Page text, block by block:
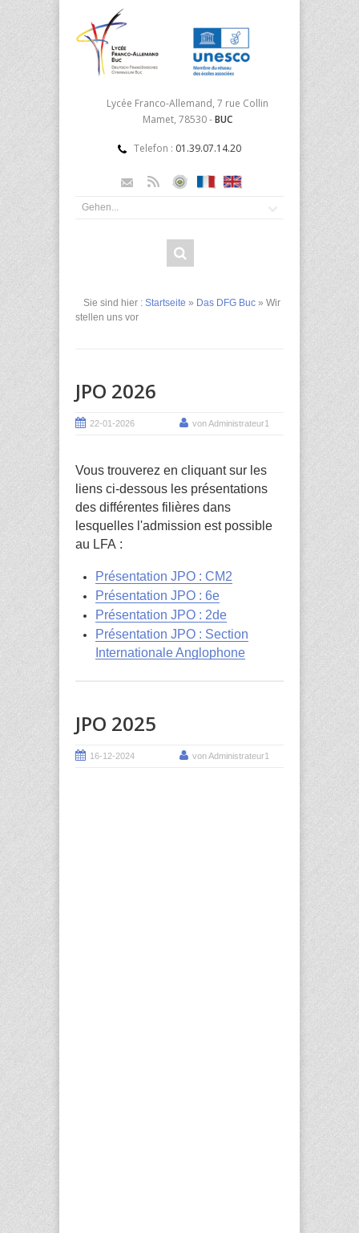
Lycée Franco-Allemand, 7 rue Collin
Mamet, 78530 -BUC
Telefon : 01.39.07.14.20
Sie sind hier : Startseite » Das DFG Buc » Wir
stellen uns vor
JPO 2026
22-01-2026 von Administrateur1
Vous trouverez en cliquant sur les
liens ci-dessous les présentations
des différentes filières dans
lesquelles l'admission est possible
au LFA :
Présentation JPO : CM2
Présentation JPO : 6e
Présentation JPO : 2de
Présentation JPO : Section
Internationale Anglophone
JPO 2025
16-12-2024 von Administrateur1